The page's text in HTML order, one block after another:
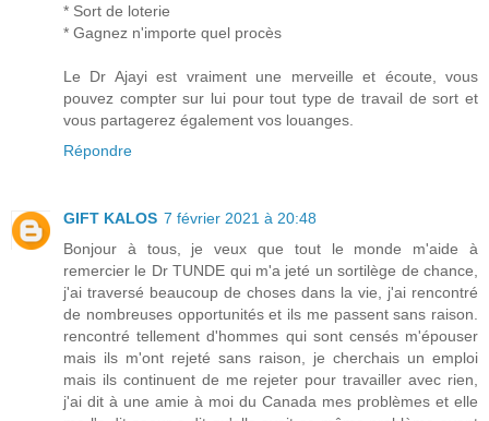
* Sort de loterie
* Gagnez n'importe quel procès
Le Dr Ajayi est vraiment une merveille et écoute, vous
pouvez compter sur lui pour tout type de travail de sort et
vous partagerez également vos louanges.
Répondre
GIFT KALOS 7 février 2021 à 20:48
Bonjour à tous, je veux que tout le monde m'aide à
remercier le Dr TUNDE qui m'a jeté un sortilège de chance,
j'ai traversé beaucoup de choses dans la vie, j'ai rencontré
de nombreuses opportunités et ils me passent sans raison.
rencontré tellement d'hommes qui sont censés m'épouser
mais ils m'ont rejeté sans raison, je cherchais un emploi
mais ils continuent de me rejeter pour travailler avec rien,
j'ai dit à une amie à moi du Canada mes problèmes et elle